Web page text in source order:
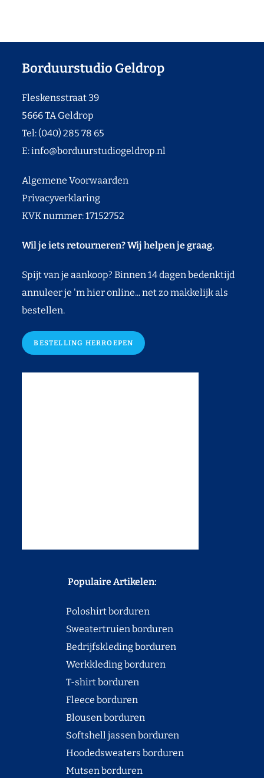
Borduurstudio Geldrop
Fleskensstraat 39
5666 TA Geldrop
Tel: (040) 285 78 65
E:info@borduurstudiogeldrop.nl
Algemene Voorwaarden
Privacyverklaring
KVK nummer: 17152752
Wil je iets retourneren? Wij helpen je graag.
Spijt van je aankoop? Binnen 14 dagen bedenktijd
annuleer je 'm hier online... net zo makkelijk als
bestellen.
BESTELLING HERROEPEN
Populaire Artikelen:
Poloshirt borduren
Sweatertruien borduren
Bedrijfskleding borduren
Werkkleding borduren
T-shirt borduren
Fleece borduren
Blousen borduren
Softshell jassen borduren
Hoodedsweaters borduren
Mutsen borduren